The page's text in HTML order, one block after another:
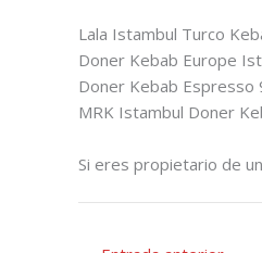
Lala Istambul Turco
Doner Kebab Europe
Doner Kebab Espresso
MRK Istambul Doner
Si eres propietario de